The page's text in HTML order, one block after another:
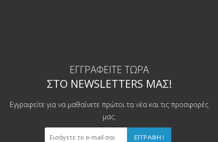
ΕΓΓΡΑΦΕΊΤΕ ΤΏΡΑ
ΣΤΟ NEWSLETTERS ΜΑΣ!
Εγγραφείτε για να μαθαίνετε πρώτοι τα νέα και τις προσφορές
μας.
ΕΓΓΡΑΦΉ !